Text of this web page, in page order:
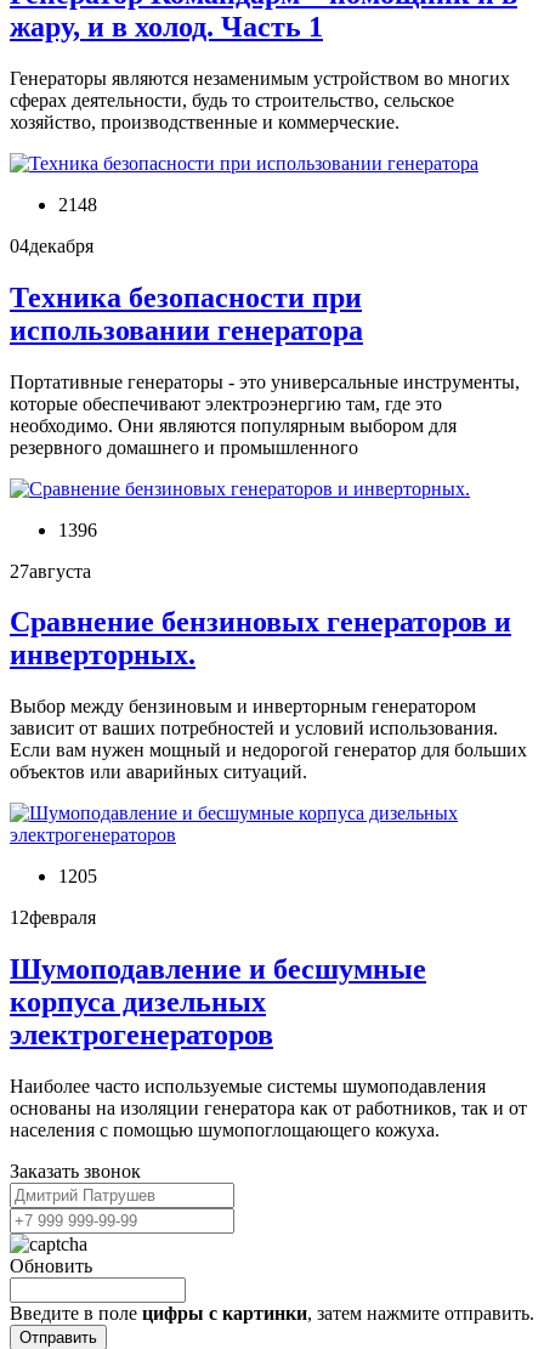
жару, и в холод. Часть 1
Генераторы являются незаменимым устройством во многих
сферах деятельности, будь то строительство, сельское
хозяйство, производственные и коммерческие.
2148
04декабря
Техника безопасности при
использовании генератора
Портативные генераторы - это универсальные инструменты,
которые обеспечивают электроэнергию там, где это
необходимо. Они являются популярным выбором для
резервного домашнего и промышленного
1396
27августа
Сравнение бензиновых генераторов и
инверторных.
Выбор между бензиновым и инверторным генератором
зависит от ваших потребностей и условий использования.
Если вам нужен мощный и недорогой генератор для больших
объектов или аварийных ситуаций.
1205
12февраля
Шумоподавление и бесшумные
корпуса дизельных
электрогенераторов
Наиболее часто используемые системы шумоподавления
основаны на изоляции генератора как от работников, так и от
населения с помощью шумопоглощающего кожуха.
Заказать звонок
Обновить
Введите в поле цифры c картинки, затем нажмите отправить.
Отправить